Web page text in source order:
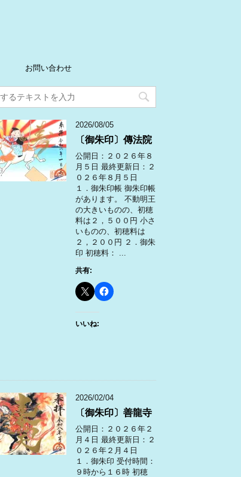
お問い合わせ
2026/08/05
〔御朱印〕傳法院
公開日：２０２６年８
月５日 最終更新日：２
０２６年８月５日
１．御朱印帳 御朱印帳
があります。 不動明王
の大きいものの、初穂
料は２，５００円 小さ
いものの、初穂料は
２，２００円 ２．御朱
印 初穂料： ...
共有:
いいね:
2026/02/04
〔御朱印〕善龍寺
公開日：２０２６年２
月４日 最終更新日：２
０２６年２月４日
１．御朱印 受付時間：
９時から１６時 初穂